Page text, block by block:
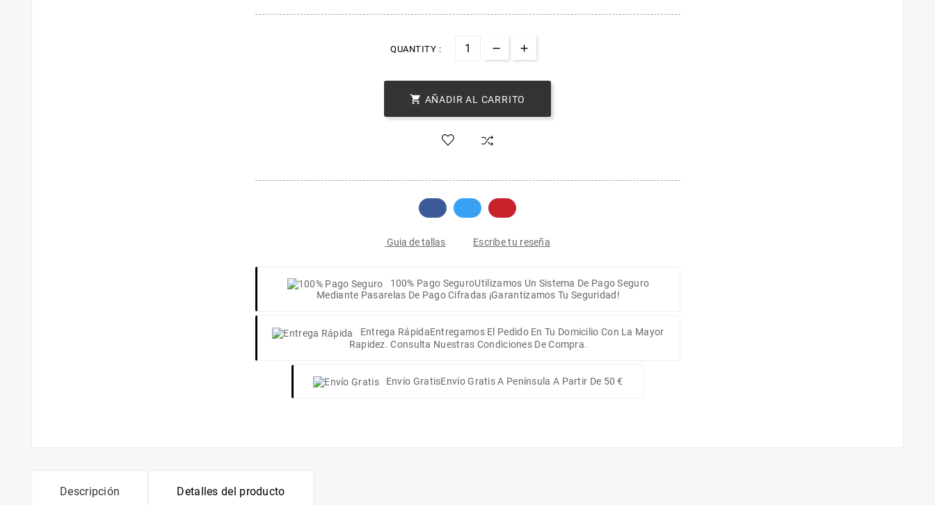
QUANTITY :
 AÑADIR AL CARRITO
Guia de tallas Escribe tu reseña
100% Pago SeguroUtilizamos Un Sistema De Pago Seguro
Mediante Pasarelas De Pago Cifradas ¡Garantizamos Tu Seguridad!
Entrega RápidaEntregamos El Pedido En Tu Domicilio Con La Mayor
Rapidez. Consulta Nuestras Condiciones De Compra.
Envío GratisEnvío Gratis A Península A Partir De 50 €
Descripción Detalles del producto